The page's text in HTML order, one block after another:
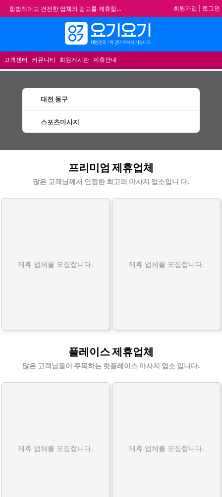
합법적이고 건전한 업체와 광고를 제휴합니다.
★요기요기 설 연휴 휴무 안내★
★ 요기요기 업체회원 안내사항 ★
불건전한 게시글은 삭제 및 회원탈퇴 됩니다.
회원가입 로그인
고객센터 커뮤니티 회원게시판 제휴안내
대전 동구
스포츠마사지
프리미엄 제휴업체
많은 고객님께서 인정한 최고의 마사지 업소입니 다.
제휴 업체를 모집합니다. 제휴 업체를 모집합니다.
플레이스 제휴업체
많은 고객님들이 주목하는 핫플레이스 마사지 업소 입니다.
제휴 업체를 모집합니다. 제휴 업체를 모집합니다.